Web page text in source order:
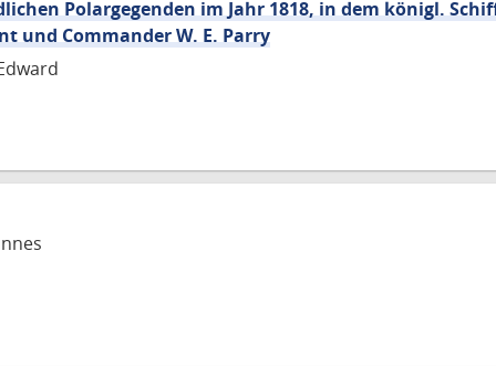
Polargegenden im Jahr 1818, in dem königl.
und Commander W. E. Parry